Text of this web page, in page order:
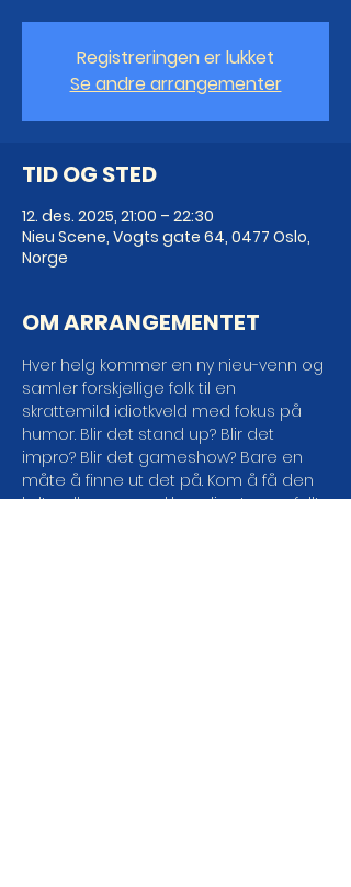
Registreringen er lukket
Se andre arrangementer
TID OG STED
12. des. 2025, 21:00 – 22:30
Nieu Scene, Vogts gate 64, 0477 Oslo,
Norge
OM ARRANGEMENTET
Hver helg kommer en ny nieu-venn og
samler forskjellige folk til en
skrattemild idiotkveld med fokus på
humor. Blir det stand up? Blir det
impro? Blir det gameshow? Bare en
måte å finne ut det på. Kom å få den
kulturelle magesekken din stappa full!